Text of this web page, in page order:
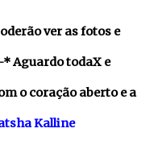
ver as fotos e
Aguardo todaX e
o coração aberto e a
Kalline